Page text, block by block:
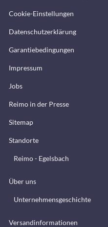
Cookie-Einstellungen
Datenschutzerklärung
Garantiebedingungen
Impressum
Jobs
Reimo in der Presse
Sitemap
Standorte
Reimo - Egelsbach
Über uns
Unternehmensgeschichte
Versandinformationen